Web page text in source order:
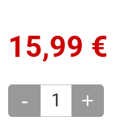
15,99 €
- +